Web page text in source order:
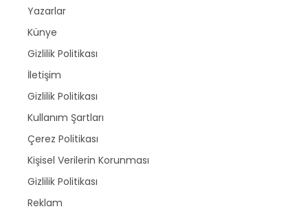
Yazarlar
Künye
Gizlilik Politikası
İletişim
Gizlilik Politikası
Kullanım Şartları
Çerez Politikası
Kişisel Verilerin Korunması
Gizlilik Politikası
Reklam